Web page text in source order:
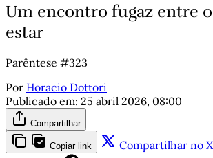
Um encontro fugaz entre
estar
Parêntese #323
Por Horacio Dottori
Publicado em: 25 abril 2026, 08:00
Compartilhar
Copiar link Compartilhar no X